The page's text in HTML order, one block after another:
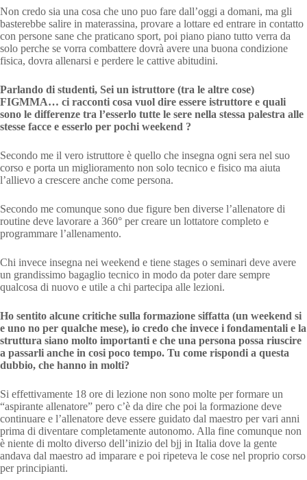
Non credo sia una cosa che uno puo fare dall’oggi a domani, ma gli
basterebbe salire in materassina, provare a lottare ed entrare in contatto
con persone sane che praticano sport, poi piano piano tutto verra da
solo perche se vorra combattere dovrà avere una buona condizione
fisica, dovra allenarsi e perdere le cattive abitudini.
Parlando di studenti, Sei un istruttore (tra le altre cose)
FIGMMA… ci racconti cosa vuol dire essere istruttore e quali
sono le differenze tra l’esserlo tutte le sere nella stessa palestra alle
stesse facce e esserlo per pochi weekend ?
Secondo me il vero istruttore è quello che insegna ogni sera nel suo
corso e porta un miglioramento non solo tecnico e fisico ma aiuta
l’allievo a crescere anche come persona.
Secondo me comunque sono due figure ben diverse l’allenatore di
routine deve lavorare a 360° per creare un lottatore completo e
programmare l’allenamento.
Chi invece insegna nei weekend e tiene stages o seminari deve avere
un grandissimo bagaglio tecnico in modo da poter dare sempre
qualcosa di nuovo e utile a chi partecipa alle lezioni.
Ho sentito alcune critiche sulla formazione siffatta (un weekend si
e uno no per qualche mese), io credo che invece i fondamentali e la
struttura siano molto importanti e che una persona possa riuscire
a passarli anche in cosi poco tempo. Tu come rispondi a questa
dubbio, che hanno in molti?
Si effettivamente 18 ore di lezione non sono molte per formare un
“aspirante allenatore” pero c’è da dire che poi la formazione deve
continuare e l’allenatore deve essere guidato dal maestro per vari anni
prima di diventare completamente autonomo. Alla fine comunque non
è niente di molto diverso dell’inizio del bjj in Italia dove la gente
andava dal maestro ad imparare e poi ripeteva le cose nel proprio corso
per principianti.